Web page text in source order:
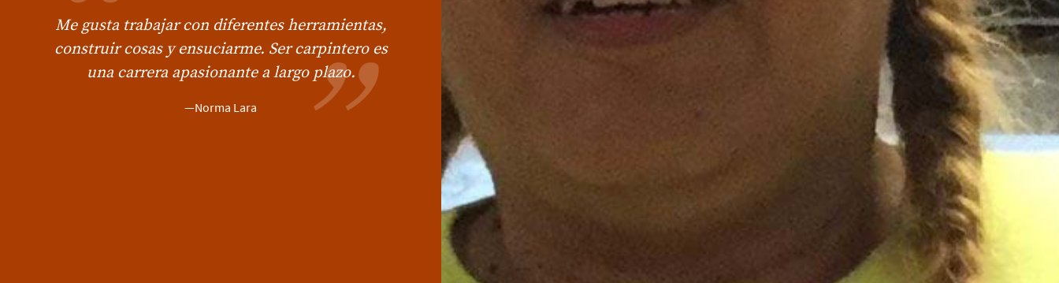
Me gusta trabajar con diferentes herramientas,
construir cosas y ensuciarme. Ser carpintero es
una carrera apasionante a largo plazo.
—Norma Lara